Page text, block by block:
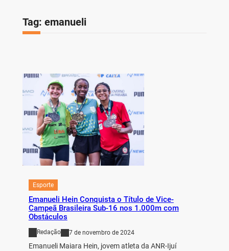
Tag: emanueli
Esporte
Emanueli Hein Conquista o Título de Vice-
Campeã Brasileira Sub-16 nos 1.000m com
Obstáculos
Redação 7 de novembro de 2024
Emanueli Maiara Hein, jovem atleta da ANR-Ijuí